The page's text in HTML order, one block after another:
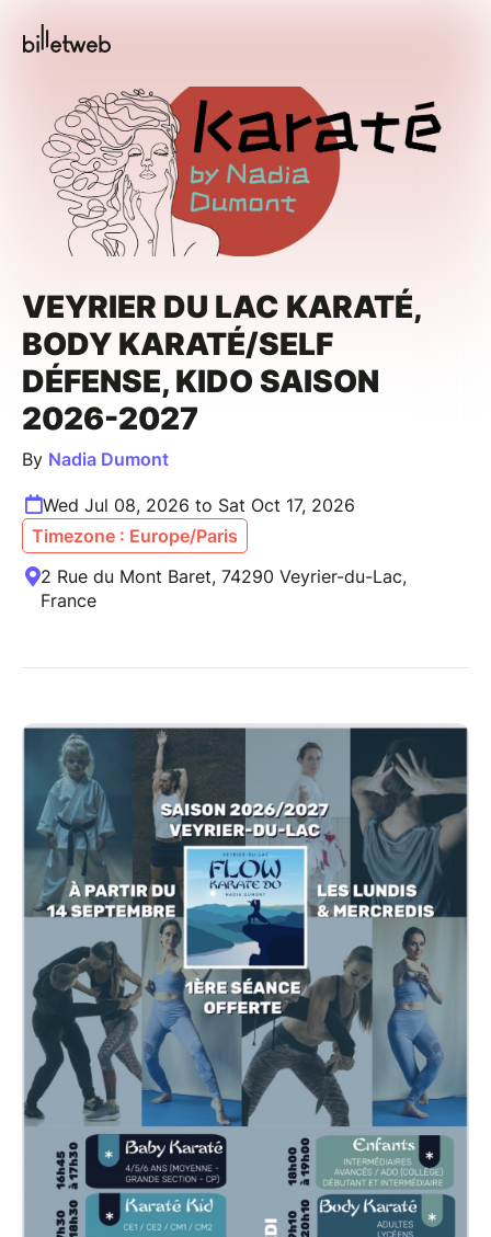
VEYRIER DU LAC KARATÉ,
BODY KARATÉ/SELF
DÉFENSE, KIDO SAISON
2026-2027
By Nadia Dumont
Wed Jul 08, 2026 to Sat Oct 17, 2026
Timezone : Europe/Paris
2 Rue du Mont Baret, 74290 Veyrier-du-Lac,
France